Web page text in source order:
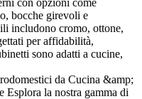
bocche girevoli e
includono cromo, ottone,
per affidabilità,
sono adatti a cucine,
da Cucina &amp;
Esplora la nostra gamma di